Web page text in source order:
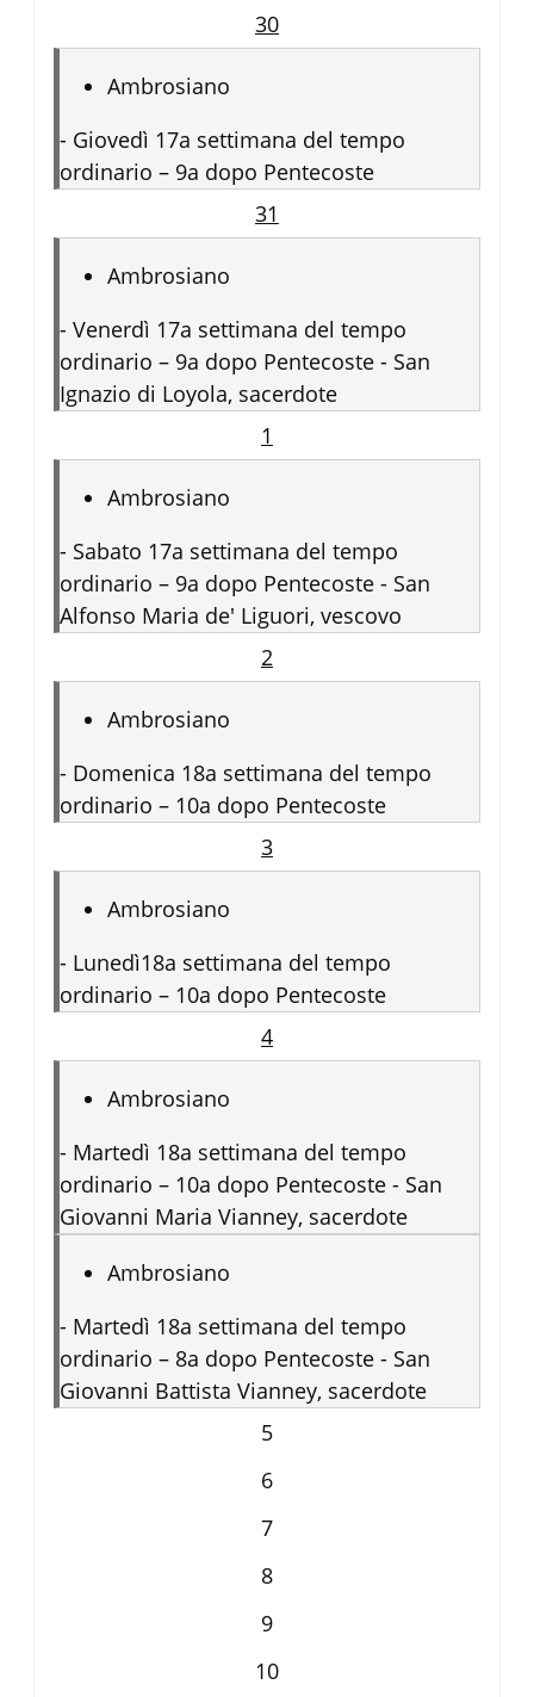
30
Ambrosiano
- Giovedì 17a settimana del tempo
ordinario – 9a dopo Pentecoste
31
Ambrosiano
- Venerdì 17a settimana del tempo
ordinario – 9a dopo Pentecoste - San
Ignazio di Loyola, sacerdote
1
Ambrosiano
- Sabato 17a settimana del tempo
ordinario – 9a dopo Pentecoste - San
Alfonso Maria de' Liguori, vescovo
2
Ambrosiano
- Domenica 18a settimana del tempo
ordinario – 10a dopo Pentecoste
3
Ambrosiano
- Lunedì18a settimana del tempo
ordinario – 10a dopo Pentecoste
4
Ambrosiano
- Martedì 18a settimana del tempo
ordinario – 10a dopo Pentecoste - San
Giovanni Maria Vianney, sacerdote
Ambrosiano
- Martedì 18a settimana del tempo
ordinario – 8a dopo Pentecoste - San
Giovanni Battista Vianney, sacerdote
5
6
7
8
9
10